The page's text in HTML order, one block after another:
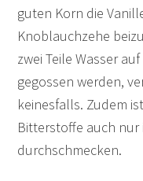
guten Korn die
Knoblauchzehe
zwei Teile Wasser
gegossen werden,
keinesfalls. Zudem
Bitterstoffe auch
durchschmecken.